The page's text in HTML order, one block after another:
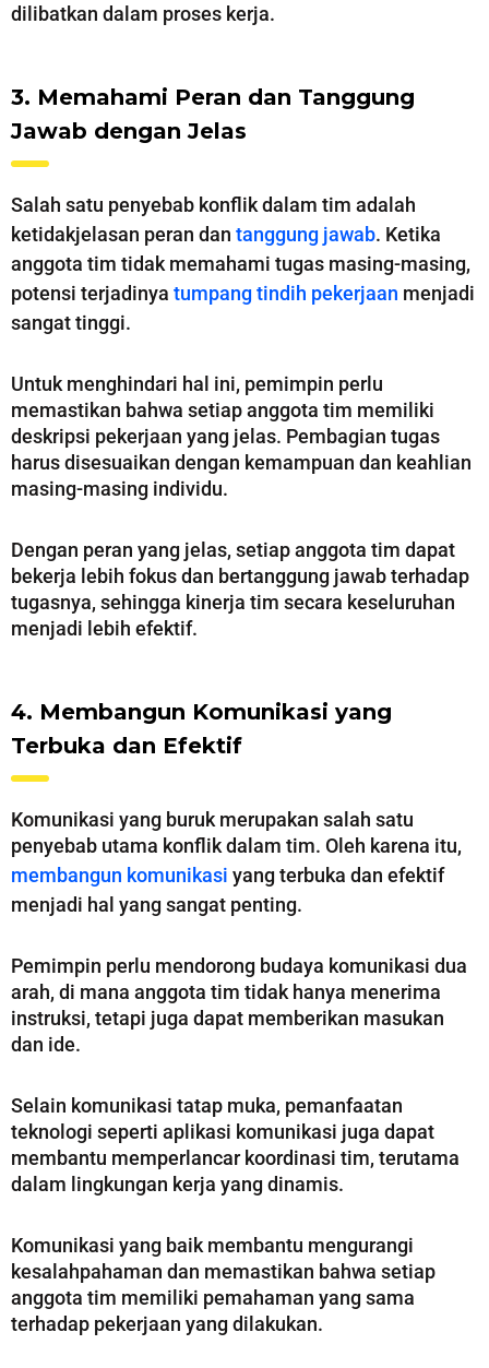
dilibatkan dalam proses kerja.
3. Memahami Peran dan Tanggung
Jawab dengan Jelas
Salah satu penyebab konflik dalam tim adalah
ketidakjelasan peran dan tanggung jawab. Ketika
anggota tim tidak memahami tugas masing-masing,
potensi terjadinya tumpang tindih pekerjaan menjadi
sangat tinggi.
Untuk menghindari hal ini, pemimpin perlu
memastikan bahwa setiap anggota tim memiliki
deskripsi pekerjaan yang jelas. Pembagian tugas
harus disesuaikan dengan kemampuan dan keahlian
masing-masing individu.
Dengan peran yang jelas, setiap anggota tim dapat
bekerja lebih fokus dan bertanggung jawab terhadap
tugasnya, sehingga kinerja tim secara keseluruhan
menjadi lebih efektif.
4. Membangun Komunikasi yang
Terbuka dan Efektif
Komunikasi yang buruk merupakan salah satu
penyebab utama konflik dalam tim. Oleh karena itu,
membangun komunikasi yang terbuka dan efektif
menjadi hal yang sangat penting.
Pemimpin perlu mendorong budaya komunikasi dua
arah, di mana anggota tim tidak hanya menerima
instruksi, tetapi juga dapat memberikan masukan
dan ide.
Selain komunikasi tatap muka, pemanfaatan
teknologi seperti aplikasi komunikasi juga dapat
membantu memperlancar koordinasi tim, terutama
dalam lingkungan kerja yang dinamis.
Komunikasi yang baik membantu mengurangi
kesalahpahaman dan memastikan bahwa setiap
anggota tim memiliki pemahaman yang sama
terhadap pekerjaan yang dilakukan.